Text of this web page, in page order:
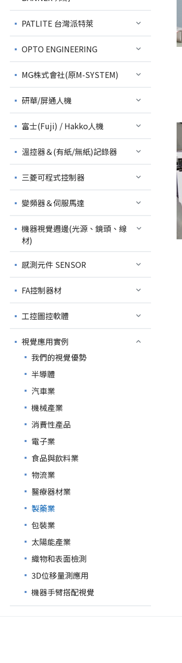
PATLITE 台灣派特萊
OPTO ENGINEERING
MG株式會社(原M-SYSTEM)
研華/屏通人機
富士(Fuji) / Hakko人機
溫控器＆(有紙/無紙)記錄器
三菱可程式控制器
變頻器＆伺服馬達
機器視覺週邊(光源、鏡頭、線
材)
感測元件 SENSOR
FA控制器材
工控圖控軟體
視覺應用實例
我們的視覺優勢
半導體
汽車業
機械產業
消費性產品
電子業
食品與飲料業
物流業
醫療器材業
製藥業
包裝業
太陽能產業
織物和表面檢測
3D位移量測應用
機器手臂搭配視覺